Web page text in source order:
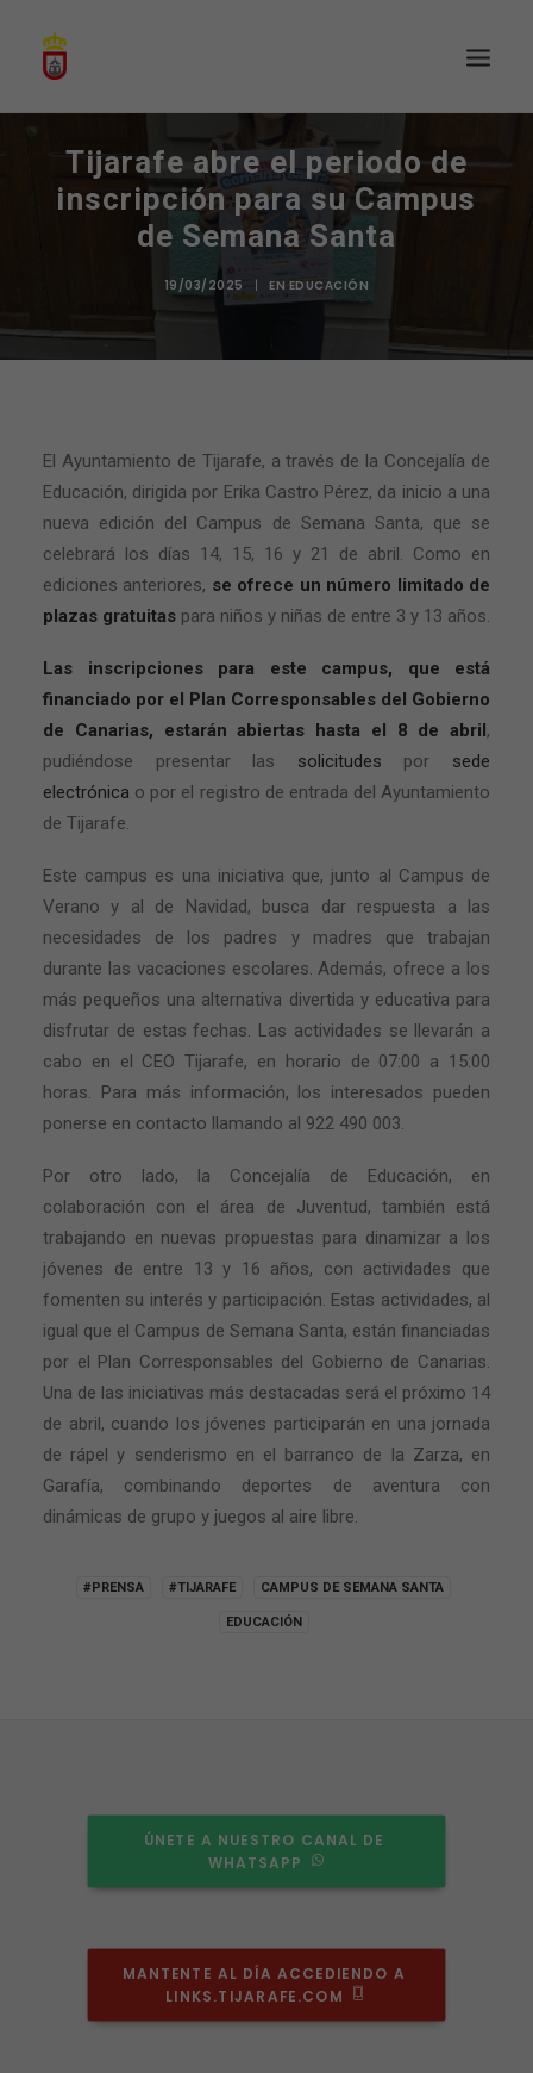
Tijarafe abre el periodo de
inscripción para su Campus
de Semana Santa
19/03/2025 | EN EDUCACIÓN
El Ayuntamiento de Tijarafe, a través de la Concejalía de
Educación, dirigida por Erika Castro Pérez, da inicio a una
nueva edición del Campus de Semana Santa, que se
celebrará los días 14, 15, 16 y 21 de abril. Como en
ediciones anteriores, se ofrece un número limitado de
plazas gratuitas para niños y niñas de entre 3 y 13 años.
Las inscripciones para este campus, que está
financiado por el Plan Corresponsables del Gobierno
de Canarias, estarán abiertas hasta el 8 de abril,
pudiéndose presentar las solicitudes por sede
electrónica o por el registro de entrada del Ayuntamiento
de Tijarafe.
Este campus es una iniciativa que, junto al Campus de
Verano y al de Navidad, busca dar respuesta a las
necesidades de los padres y madres que trabajan
durante las vacaciones escolares. Además, ofrece a los
más pequeños una alternativa divertida y educativa para
disfrutar de estas fechas. Las actividades se llevarán a
cabo en el CEO Tijarafe, en horario de 07:00 a 15:00
horas. Para más información, los interesados pueden
ponerse en contacto llamando al 922 490 003.
Por otro lado, la Concejalía de Educación, en
colaboración con el área de Juventud, también está
trabajando en nuevas propuestas para dinamizar a los
jóvenes de entre 13 y 16 años, con actividades que
fomenten su interés y participación. Estas actividades, al
igual que el Campus de Semana Santa, están financiadas
por el Plan Corresponsables del Gobierno de Canarias.
Una de las iniciativas más destacadas será el próximo 14
de abril, cuando los jóvenes participarán en una jornada
de rápel y senderismo en el barranco de la Zarza, en
Garafía, combinando deportes de aventura con
dinámicas de grupo y juegos al aire libre.
#PRENSA #TIJARAFE CAMPUS DE SEMANA SANTA
EDUCACIÓN
ÚNETE A NUESTRO CANAL DE
WHATSAPP
MANTENTE AL DÍA ACCEDIENDO A
LINKS.TIJARAFE.COM